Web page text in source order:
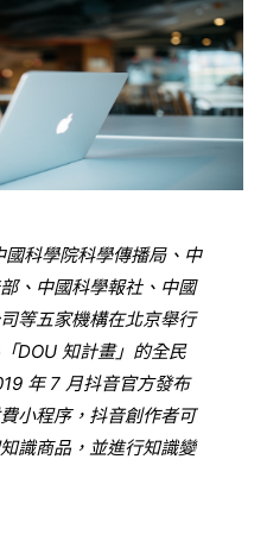
科學院科學傳播局、中
、中國科學報社、中國
等五家機構在北京舉行
DOU 知計畫」的全民
年 7 月抖音官方發布
小程序，抖音創作者可
識商品，並進行知識變